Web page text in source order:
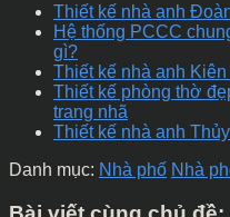
Thiết kế nhà anh
Hệ thống PCCC
gì?
Thiết kế nhà anh
Thiết kế phòng thờ
trang nhã
Thiết kế nhà anh
Danh mục: Nhà phố Nhà